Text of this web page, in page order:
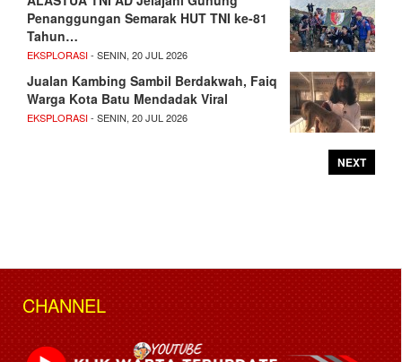
Penanggungan Semarak HUT TNI ke-81
Tahun…
EKSPLORASI- SENIN, 20 JUL 2026
Jualan Kambing Sambil Berdakwah, Faiq
Warga Kota Batu Mendadak Viral
EKSPLORASI- SENIN, 20 JUL 2026
NEXT
CHANNEL